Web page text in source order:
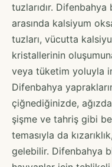
tuzlarıdır.
arasında kalsiyum
tuzları, vücutta
kristallerinin
veya tüketim yoluyla
Difenbahya
çiğnediğinizde,
şişme ve tahriş gibi
temasıyla da
gelebilir. Difenbahya